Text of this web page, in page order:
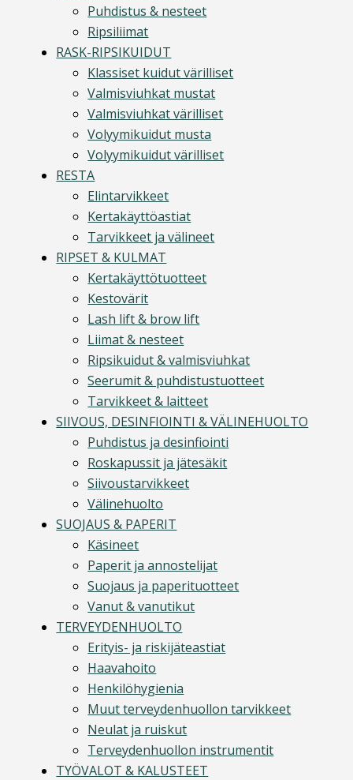
Puhdistus & nesteet
Ripsiliimat
RASK-RIPSIKUIDUT
Klassiset kuidut värilliset
Valmisviuhkat mustat
Valmisviuhkat värilliset
Volyymikuidut musta
Volyymikuidut värilliset
RESTA
Elintarvikkeet
Kertakäyttöastiat
Tarvikkeet ja välineet
RIPSET & KULMAT
Kertakäyttötuotteet
Kestovärit
Lash lift & brow lift
Liimat & nesteet
Ripsikuidut & valmisviuhkat
Seerumit & puhdistustuotteet
Tarvikkeet & laitteet
SIIVOUS, DESINFIOINTI & VÄLINEHUOLTO
Puhdistus ja desinfiointi
Roskapussit ja jätesäkit
Siivoustarvikkeet
Välinehuolto
SUOJAUS & PAPERIT
Käsineet
Paperit ja annostelijat
Suojaus ja paperituotteet
Vanut & vanutikut
TERVEYDENHUOLTO
Erityis- ja riskijäteastiat
Haavahoito
Henkilöhygienia
Muut terveydenhuollon tarvikkeet
Neulat ja ruiskut
Terveydenhuollon instrumentit
TYÖVALOT & KALUSTEET